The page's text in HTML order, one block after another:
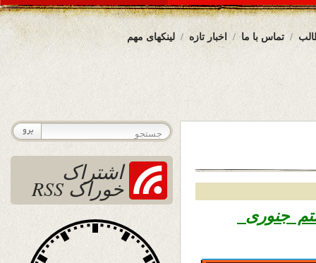
لینکهای مهم اخبار تازه تماس با ما
جنوری
اشتراک
خوراک RSS